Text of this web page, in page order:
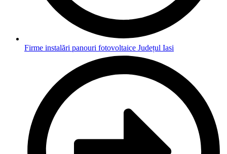
Firme instalări panouri fotovoltaice Județul Iasi